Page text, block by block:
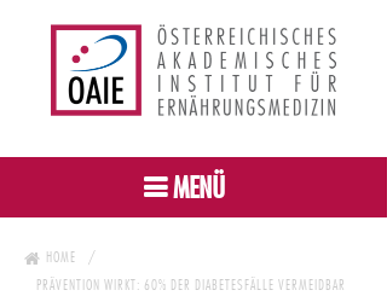
MENÜ
HOME
PRÄVENTION WIRKT: 60% DER DIABETESFÄLLE VERMEIDBAR